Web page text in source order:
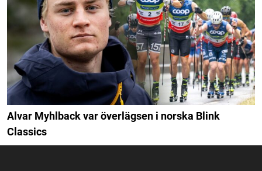
Alvar Myhlback var överlägsen i norska Blink
Classics